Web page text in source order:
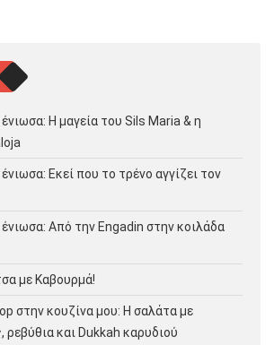
Η μαγεία του Sils Maria & η
Εκεί που το τρένο αγγίζει τον
Από την Engadin στην κοιλάδα
με Καβουρμά!
στην κουζίνα μου: Η σαλάτα με
ρεβύθια και Dukkah καρυδιού